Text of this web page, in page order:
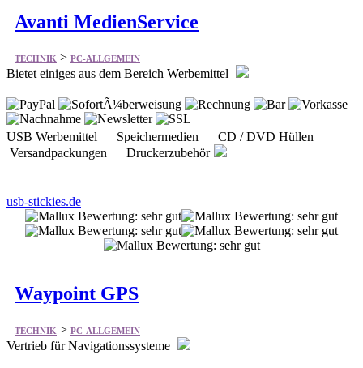
Avanti MedienService
TECHNIK > PC-ALLGEMEIN
Bietet einiges aus dem Bereich Werbemittel
USB Werbemittel Speichermedien CD / DVD Hüllen
Versandpackungen Druckerzubehör
usb-stickies.de
Waypoint GPS
TECHNIK > PC-ALLGEMEIN
Vertrieb für Navigationssysteme